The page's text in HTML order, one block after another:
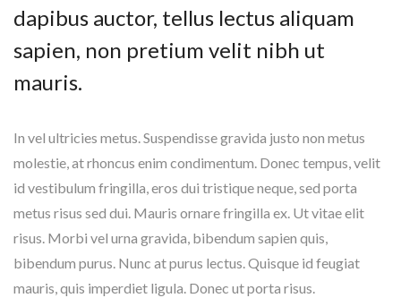
dapibus auctor, tellus lectus aliquam
sapien, non pretium velit nibh ut
mauris.
In vel ultricies metus. Suspendisse gravida justo non metus
molestie, at rhoncus enim condimentum. Donec tempus, velit
id vestibulum fringilla, eros dui tristique neque, sed porta
metus risus sed dui. Mauris ornare fringilla ex. Ut vitae elit
risus. Morbi vel urna gravida, bibendum sapien quis,
bibendum purus. Nunc at purus lectus. Quisque id feugiat
mauris, quis imperdiet ligula. Donec ut porta risus.